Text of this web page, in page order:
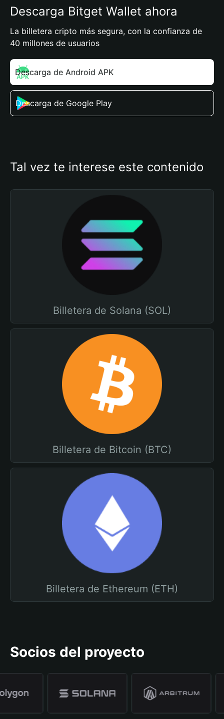
Descarga Bitget Wallet ahora
La billetera cripto más segura, con la confianza de
40 millones de usuarios
Descarga de Android APK
Descarga de Google Play
Tal vez te interese este contenido
Billetera de Solana (SOL)
Billetera de Bitcoin (BTC)
Billetera de Ethereum (ETH)
Socios del proyecto